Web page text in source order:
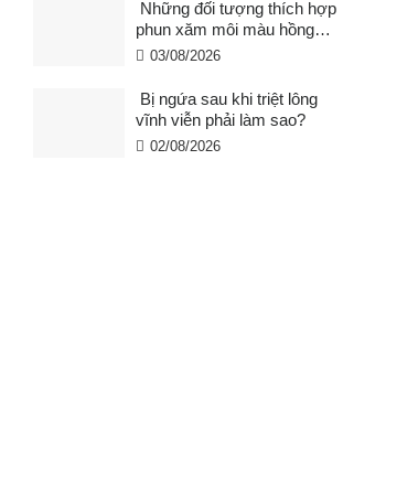
Những đối tượng thích hợp
phun xăm môi màu hồng
cam san hô?
03/08/2026
Bị ngứa sau khi triệt lông
vĩnh viễn phải làm sao?
02/08/2026